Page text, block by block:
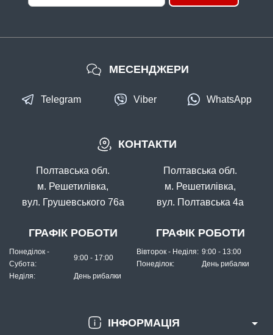
ІНФОРМАЦІЯ
КОНТАКТИ
Полтавська обл.
м. Решетилівка,
вул. Грушевського 76а
ГРАФІК РОБОТИ
Понеділок -
Субота:
9:00 - 17:00
Неділя: День рибалки
Полтавська обл.
м. Решетилівка,
вул. Полтавська 4а
ГРАФІК РОБОТИ
Вівторок - Неділя: 9:00 - 13:00
Понеділок:
День рибалки
МЕСЕНДЖЕРИ
Telegram Viber WhatsApp